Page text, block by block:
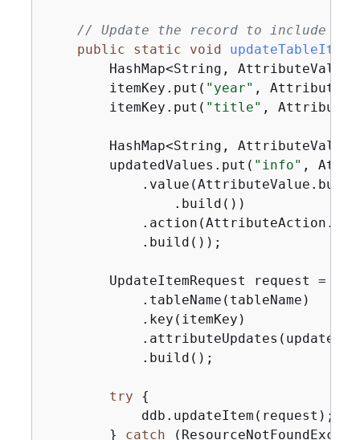
// Update the record to include
public
static void updateTableItem
HashMap<String,
        itemKey.put(
"year" ,
        itemKey.put(
"title" ,
HashMap<String,
        updatedValues.put(
"info" ,
                .build())
            .build());
UpdateItemRequest request =
            .tableName(tableName)
            .key(itemKey)
            .build();
try
{
            ddb.updateItem(request);
        }
catch